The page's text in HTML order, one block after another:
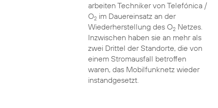
arbeiten Techniker von Telefónica /
O2im Dauereinsatz an der
Wiederherstellung des O2Netzes.
Inzwischen haben sie an mehr als
zwei Drittel der Standorte, die von
einem Stromausfall betroffen
waren, das Mobilfunknetz wieder
instandgesetzt.